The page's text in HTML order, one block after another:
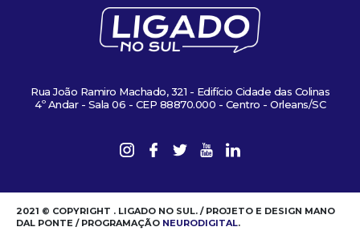
Rua João Ramiro Machado, 321 - Edifício Cidade das Colinas
4º Andar - Sala 06 - CEP 88870.000 - Centro - Orleans/SC
2021 © COPYRIGHT . LIGADO NO SUL. / PROJETO E DESIGN MANO
DAL PONTE / PROGRAMAÇÃO NEURODIGITAL.